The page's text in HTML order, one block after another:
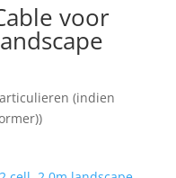
voor
(indien